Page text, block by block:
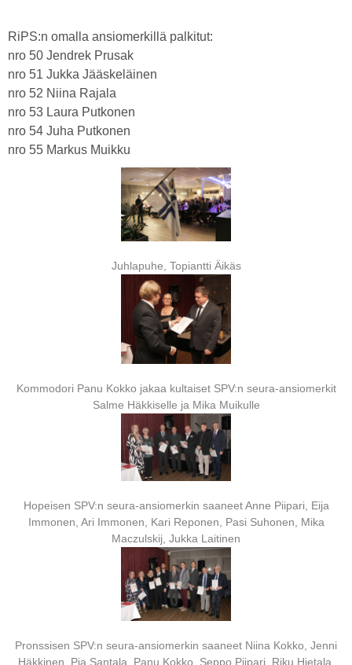
RiPS:n omalla ansiomerkillä palkitut:
nro 50 Jendrek Prusak
nro 51 Jukka Jääskeläinen
nro 52 Niina Rajala
nro 53 Laura Putkonen
nro 54 Juha Putkonen
nro 55 Markus Muikku
Juhlapuhe, Topiantti Äikäs
Kommodori Panu Kokko jakaa kultaiset SPV:n seura-ansiomerkit
Salme Häkkiselle ja Mika Muikulle
Hopeisen SPV:n seura-ansiomerkin saaneet Anne Piipari, Eija
Immonen, Ari Immonen, Kari Reponen, Pasi Suhonen, Mika
Maczulskij, Jukka Laitinen
Pronssisen SPV:n seura-ansiomerkin saaneet Niina Kokko, Jenni
Häkkinen, Pia Santala, Panu Kokko, Seppo Piipari, Riku Hietala,